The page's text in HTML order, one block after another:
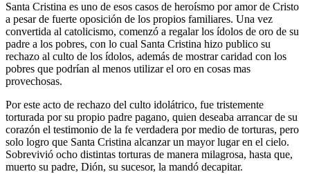
Santa Cristina es uno de esos casos de heroísmo por amor de Cristo
a pesar de fuerte oposición de los propios familiares. Una vez
convertida al catolicismo, comenzó a regalar los ídolos de oro de su
padre a los pobres, con lo cual Santa Cristina hizo publico su
rechazo al culto de los ídolos, además de mostrar caridad con los
pobres que podrían al menos utilizar el oro en cosas mas
provechosas.
Por este acto de rechazo del culto idolátrico, fue tristemente
torturada por su propio padre pagano, quien deseaba arrancar de su
corazón el testimonio de la fe verdadera por medio de torturas, pero
solo logro que Santa Cristina alcanzar un mayor lugar en el cielo.
Sobrevivió ocho distintas torturas de manera milagrosa, hasta que,
muerto su padre, Dión, su sucesor, la mandó decapitar.